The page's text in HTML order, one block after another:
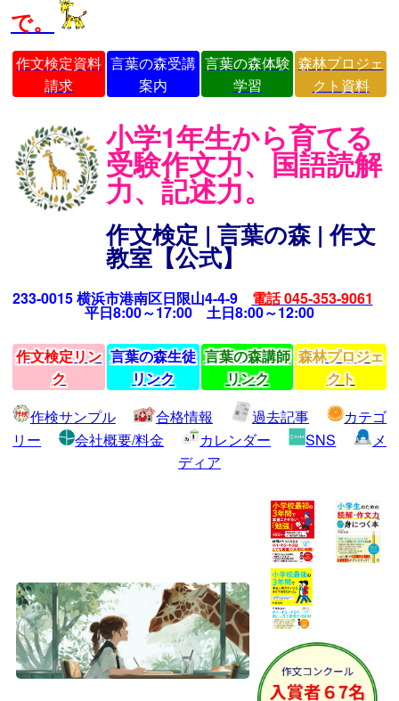
で。
作文検定資料
請求
言葉の森受講
案内
言葉の森体験
学習
森林プロジェ
クト資料
小学1年生から育てる
受験作文力、国語読解
力、記述力。
作文検定 | 言葉の森 | 作文
教室【公式】
233-0015 横浜市港南区日限山4-4-9 電話 045-353-9061
平日8:00～17:00 土日8:00～12:00
作文検定リン
ク
言葉の森生徒
リンク
言葉の森講師
リンク
森林プロジェ
クト
作検サンプル
合格情報 過去記事
カテゴ
リー
会社概要/料金 カレンダー SNS
メ
ディア